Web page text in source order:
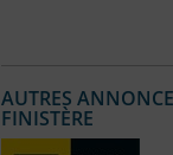
AUTRES
FINISTÈRE